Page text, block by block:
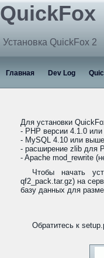
QuickFox
Установка QuickFox 2
Главная Dev Log
Для установки
- PHP версии 4.1.0
- MySQL 4.10 или
- расширение zlib для
- Apache mod_rewrite
Чтобы начать
qf2_pack.tar.gz) на
базу данных для
Обратитесь к